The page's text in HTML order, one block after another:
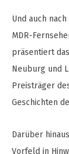
Und auch
MDR-
präsentiert
Neuburg und
Preisträger
Geschichten
Darüber
Vorfeld in